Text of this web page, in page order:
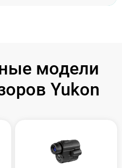
модели
Yukon